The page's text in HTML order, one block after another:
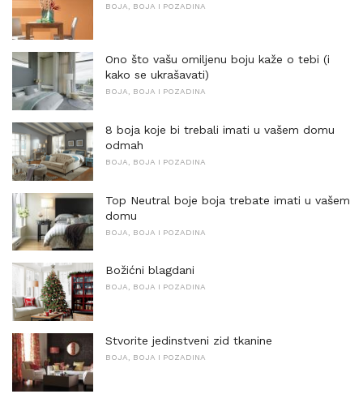
BOJA, BOJA I POZADINA
Ono što vašu omiljenu boju kaže o tebi (i
kako se ukrašavati)
BOJA, BOJA I POZADINA
8 boja koje bi trebali imati u vašem domu
odmah
BOJA, BOJA I POZADINA
Top Neutral boje boja trebate imati u vašem
domu
BOJA, BOJA I POZADINA
Božićni blagdani
BOJA, BOJA I POZADINA
Stvorite jedinstveni zid tkanine
BOJA, BOJA I POZADINA